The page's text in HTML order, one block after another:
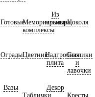
ГотовыеМемориальные
комплексы
Из
мрамораЦоколя
ОградыЦветникНадгробная
плита
Столики
и
лавочки
Вазы
Таблички
Декор
Кресты